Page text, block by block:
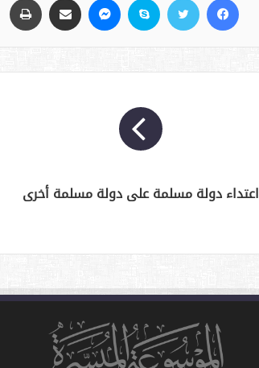
اعتداء دولة مسلمة على دولة مسلمة أخرى